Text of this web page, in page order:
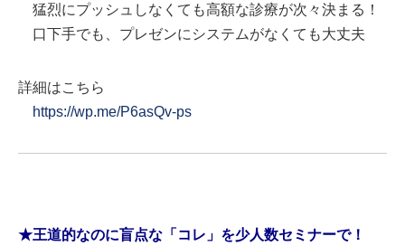
猛烈にプッシュしなくても高額な診療が次々決まる！
口下手でも、プレゼンにシステムがなくても大丈夫
詳細はこちら
https://wp.me/P6asQv-ps
★王道的なのに盲点な「コレ」を少人数セミナーで！